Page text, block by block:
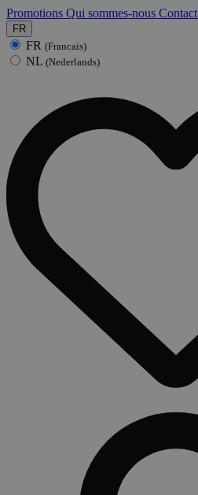
Promotions Qui sommes-nous Contact
FR
FR (Francais)
NL (Nederlands)